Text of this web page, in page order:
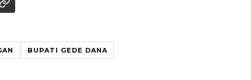
BUPATI GEDE DANA